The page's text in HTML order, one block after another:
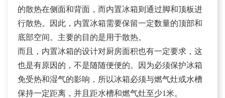
的散热在侧面和背面，而内置冰箱则通过脚和顶板进
行散热。因此，内置冰箱需要保留一定数量的顶部和
底部空间。主要的目的是用于散热。
而且，内置冰箱的设计对厨房面积也有一定要求，这
也是有原因的，不是随随便便的。因为必须保护冰箱
免受热和湿气的影响，所以冰箱必须与燃气灶或水槽
保持一定距离，并且距水槽和燃气灶至少1米。